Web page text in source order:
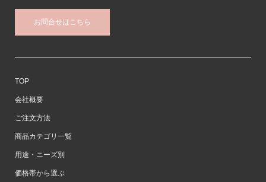
お問合せはこちら
TOP
会社概要
ご注文方法
商品カテゴリ一覧
用途・ニーズ別
価格帯から選ぶ